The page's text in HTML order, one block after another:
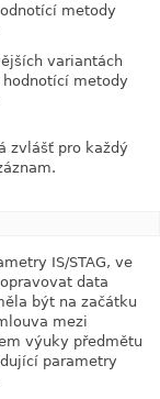
metody
variantách
metody
zvlášť pro každý
IS/STAG, ve
data
být na začátku
mezi
výuky předmětu
parametry